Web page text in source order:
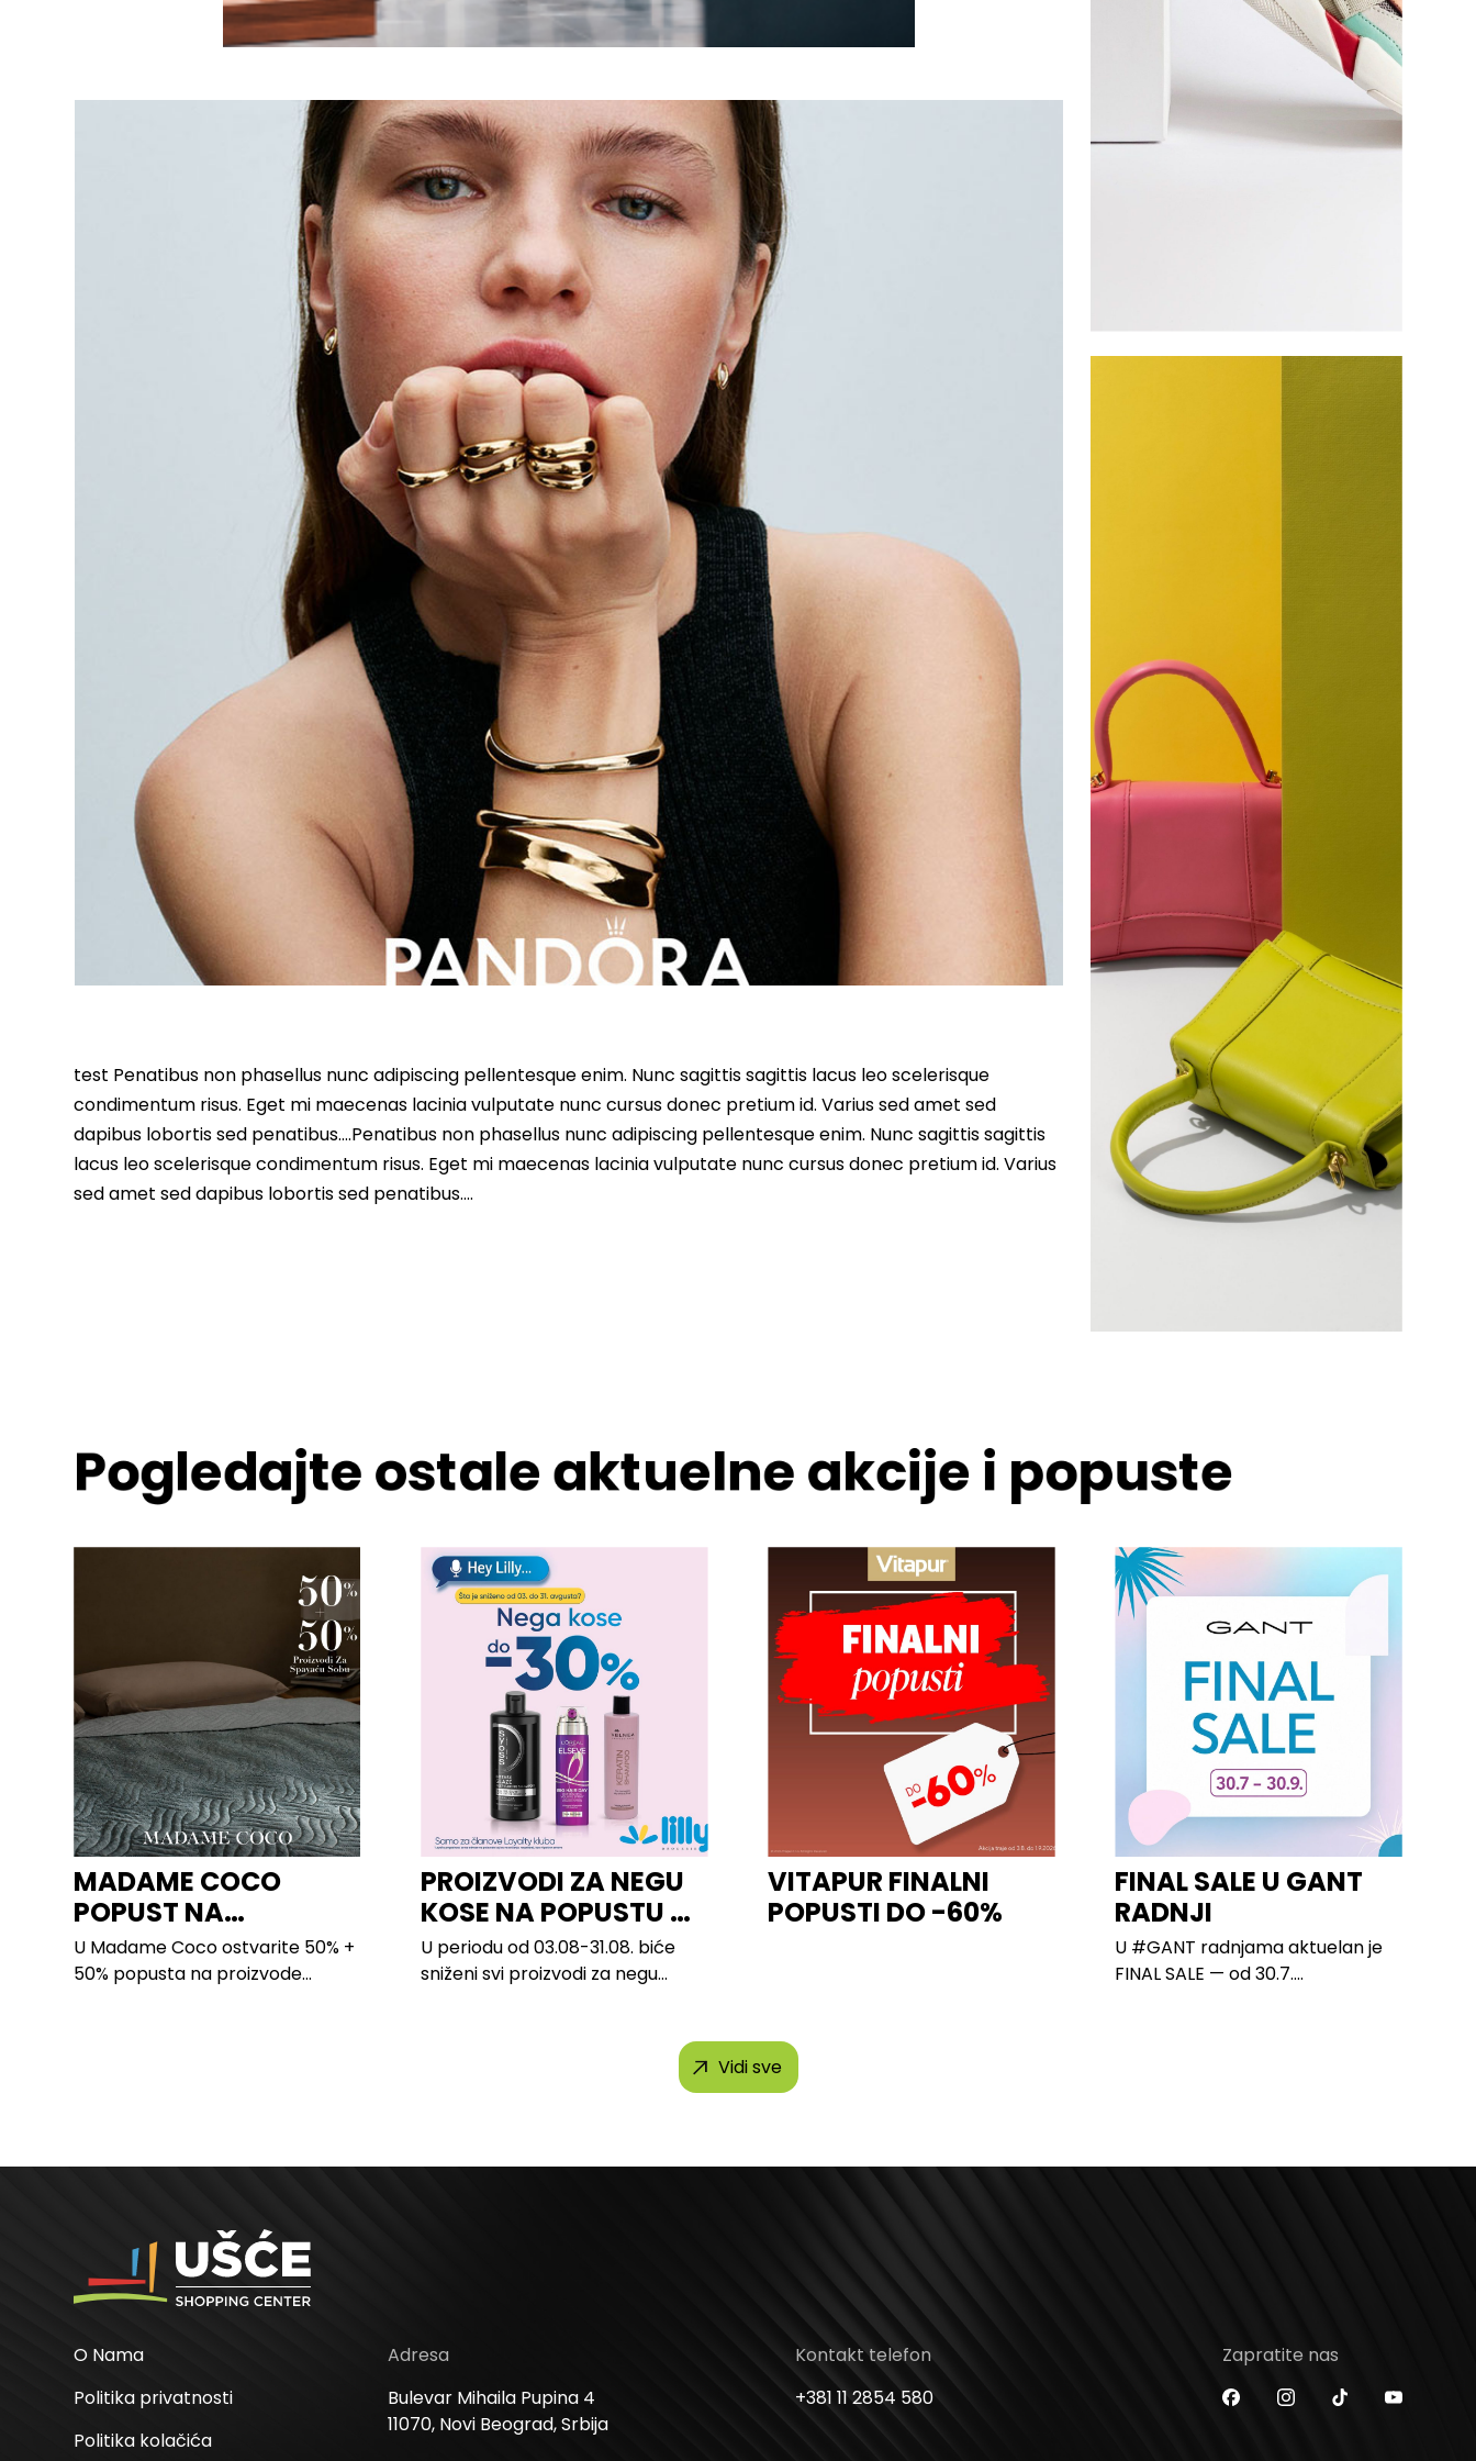
test Penatibus non phasellus nunc adipiscing pellentesque enim. Nunc sagittis sagittis lacus leo scelerisque
condimentum risus. Eget mi maecenas lacinia vulputate nunc cursus donec pretium id. Varius sed amet sed
dapibus lobortis sed penatibus….Penatibus non phasellus nunc adipiscing pellentesque enim. Nunc sagittis sagittis
lacus leo scelerisque condimentum risus. Eget mi maecenas lacinia vulputate nunc cursus donec pretium id. Varius
sed amet sed dapibus lobortis sed penatibus….
Pogledajte ostale aktuelne akcije i popuste
MADAME COCO
POPUST NA
PROIZVODE ZA
SPAVAĆU SOBU
U Madame Coco ostvarite 50% +
50% popusta na proizvode...
PROIZVODI ZA NEGU
KOSE NA POPUSTU U
LILLY
U periodu od 03.08-31.08. biće
sniženi svi proizvodi za negu
VITAPUR FINALNI
POPUSTI DO -60%
FINAL SALE U GANT
RADNJI
U #GANT radnjama aktuelan je
FINAL SALE — od 30.7....
Vidi sve
O Nama
Politika privatnosti
Politika kolačića
Adresa
Bulevar Mihaila Pupina 4
11070, Novi Beograd, Srbija
Kontakt telefon
+381 11 2854 580
Zapratite nas